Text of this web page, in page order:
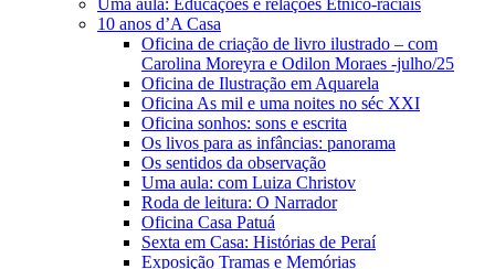
Uma aula: Educações e relações Étnico-raciais
10 anos d’A Casa
Oficina de criação de livro ilustrado – com
Carolina Moreyra e Odilon Moraes -julho/25
Oficina de Ilustração em Aquarela
Oficina As mil e uma noites no séc XXI
Oficina sonhos: sons e escrita
Os livos para as infâncias: panorama
Os sentidos da observação
Uma aula: com Luiza Christov
Roda de leitura: O Narrador
Oficina Casa Patuá
Sexta em Casa: Histórias de Peraí
Exposição Tramas e Memórias